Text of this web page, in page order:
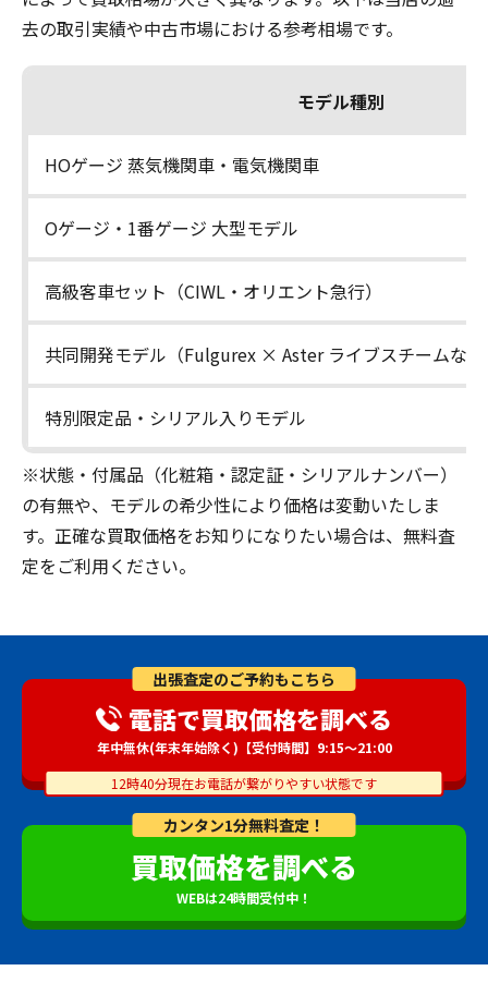
去の取引実績や中古市場における参考相場です。
モデル種別
HOゲージ 蒸気機関車・電気機関車
Oゲージ・1番ゲージ 大型モデル
高級客車セット（CIWL・オリエント急行）
共同開発モデル（Fulgurex × Aster ライブスチームな
特別限定品・シリアル入りモデル
※状態・付属品（化粧箱・認定証・シリアルナンバー）
の有無や、モデルの希少性により価格は変動いたしま
す。正確な買取価格をお知りになりたい場合は、無料査
定をご利用ください。
カンタン1分無料査定！
買取価格を調べる
WEBは24時間受付中！
出張査定のご予約もこちら
電話で買取価格を調べる
年中無休(年末年始除く)【受付時間】9:15～21:00
12時40分現在お電話が繋がりやすい状態です